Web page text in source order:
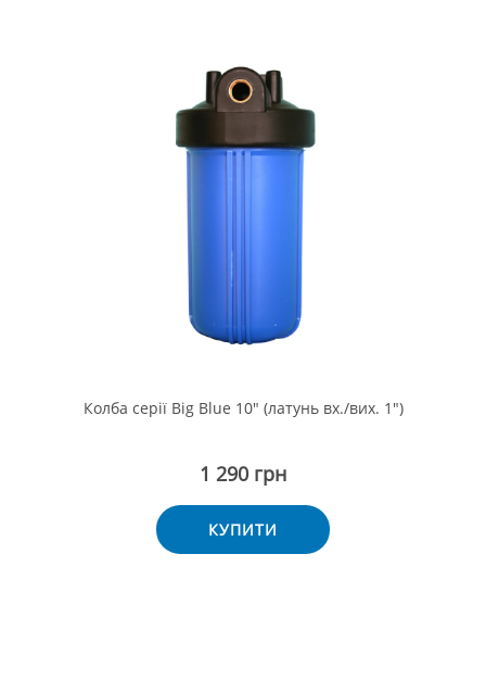
Колба серії Big Blue 10" (латунь вх./вих. 1")
1 290 грн
КУПИТИ